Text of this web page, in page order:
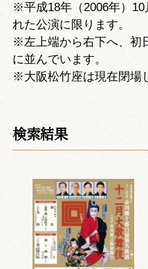
※平成18年（2006年）
れた公演に限ります。
※左上端から右下へ、初
に並んでいます。
※大阪松竹座は現在閉場
検索結果